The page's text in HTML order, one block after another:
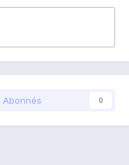
Abonnés 0